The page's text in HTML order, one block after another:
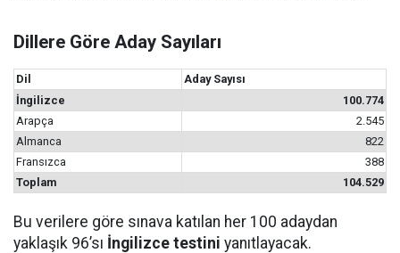
Dillere Göre Aday Sayıları
Dil
Aday Sayısı
İngilizce
100.774
Arapça
2.545
Almanca
822
Fransızca
388
Toplam
104.529
Bu verilere göre sınava katılan her 100 adaydan
yaklaşık 96’sı İngilizce testini yanıtlayacak.